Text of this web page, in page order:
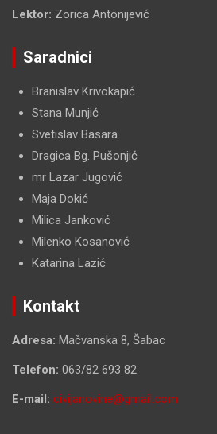
Lektor: Zorica Antonijević
Saradnici
Branislav Krivokapić
Stana Munjić
Svetislav Basara
Dragica Bg. Pušonjić
mr Lazar Jugović
Maja Dokić
Milica Janković
Milenko Kosanović
Katarina Lazić
Kontakt
Adresa: Mačvanska 8, Šabac
Telefon: 063/82 693 82
E-mail: civijanovine@gmail.com